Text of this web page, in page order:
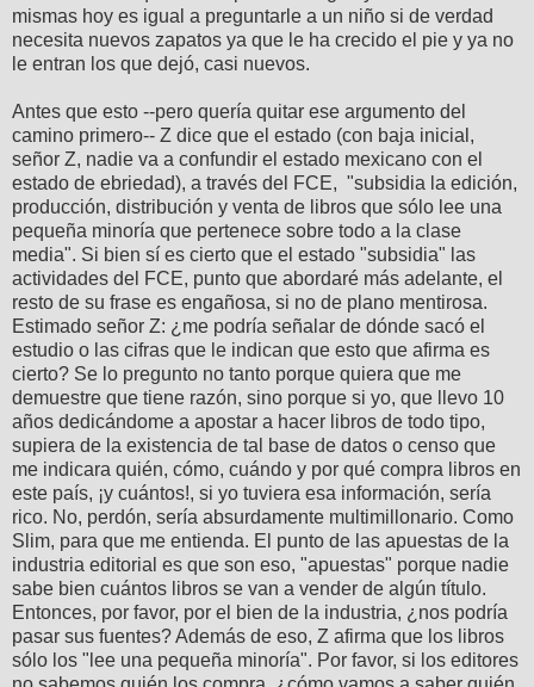
mismas hoy es igual a preguntarle a un niño si de verdad
necesita nuevos zapatos ya que le ha crecido el pie y ya no
le entran los que dejó, casi nuevos.
Antes que esto --pero quería quitar ese argumento del
camino primero-- Z dice que el estado (con baja inicial,
señor Z, nadie va a confundir el estado mexicano con el
estado de ebriedad), a través del FCE, "subsidia la edición,
producción, distribución y venta de libros que sólo lee una
pequeña minoría que pertenece sobre todo a la clase
media". Si bien sí es cierto que el estado "subsidia" las
actividades del FCE, punto que abordaré más adelante, el
resto de su frase es engañosa, si no de plano mentirosa.
Estimado señor Z: ¿me podría señalar de dónde sacó el
estudio o las cifras que le indican que esto que afirma es
cierto? Se lo pregunto no tanto porque quiera que me
demuestre que tiene razón, sino porque si yo, que llevo 10
años dedicándome a apostar a hacer libros de todo tipo,
supiera de la existencia de tal base de datos o censo que
me indicara quién, cómo, cuándo y por qué compra libros en
este país, ¡y cuántos!, si yo tuviera esa información, sería
rico. No, perdón, sería absurdamente multimillonario. Como
Slim, para que me entienda. El punto de las apuestas de la
industria editorial es que son eso, "apuestas" porque nadie
sabe bien cuántos libros se van a vender de algún título.
Entonces, por favor, por el bien de la industria, ¿nos podría
pasar sus fuentes? Además de eso, Z afirma que los libros
sólo los "lee una pequeña minoría". Por favor, si los editores